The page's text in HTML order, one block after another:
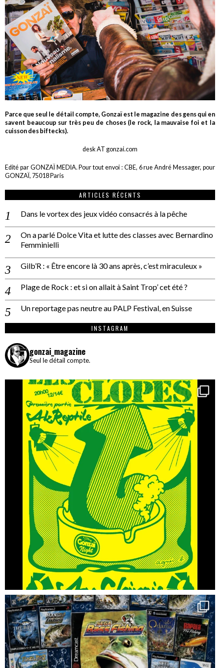
Parce que seul le détail compte, Gonzaï est le magazine des gens qui en
savent beaucoup sur très peu de choses (le rock, la mauvaise foi et la
cuisson des biftecks).
desk AT gonzai.com
Edité par GONZAÏ MEDIA. Pour tout envoi : CBE, 6 rue André Messager, pour
GONZAÏ, 75018 Paris
ARTICLES RÉCENTS
Dans le vortex des jeux vidéo consacrés à la pêche
On a parlé Dolce Vita et lutte des classes avec Bernardino
Femminielli
Gilb’R : « Être encore là 30 ans après, c’est miraculeux »
Plage de Rock : et si on allait à Saint Trop’ cet été ?
Un reportage pas neutre au PALP Festival, en Suisse
INSTAGRAM
gonzai_magazine
Seul le détail compte.